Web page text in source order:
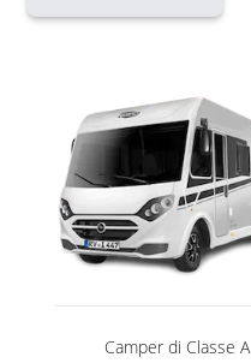
Camper di Classe A